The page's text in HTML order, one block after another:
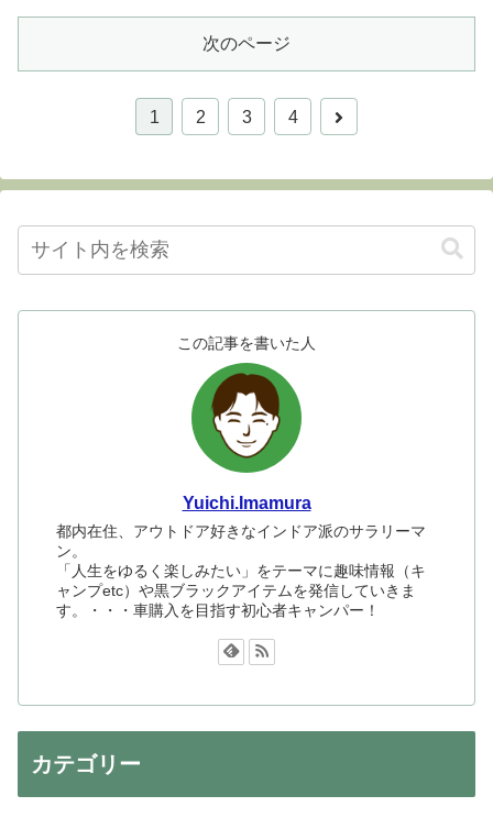
次のページ
1 2 3 4
この記事を書いた人
Yuichi.Imamura
都内在住、アウトドア好きなインドア派のサラリーマ
ン。
「人生をゆるく楽しみたい」をテーマに趣味情報（キ
ャンプetc）や黒ブラックアイテムを発信していきま
す。・・・車購入を目指す初心者キャンパー！
カテゴリー